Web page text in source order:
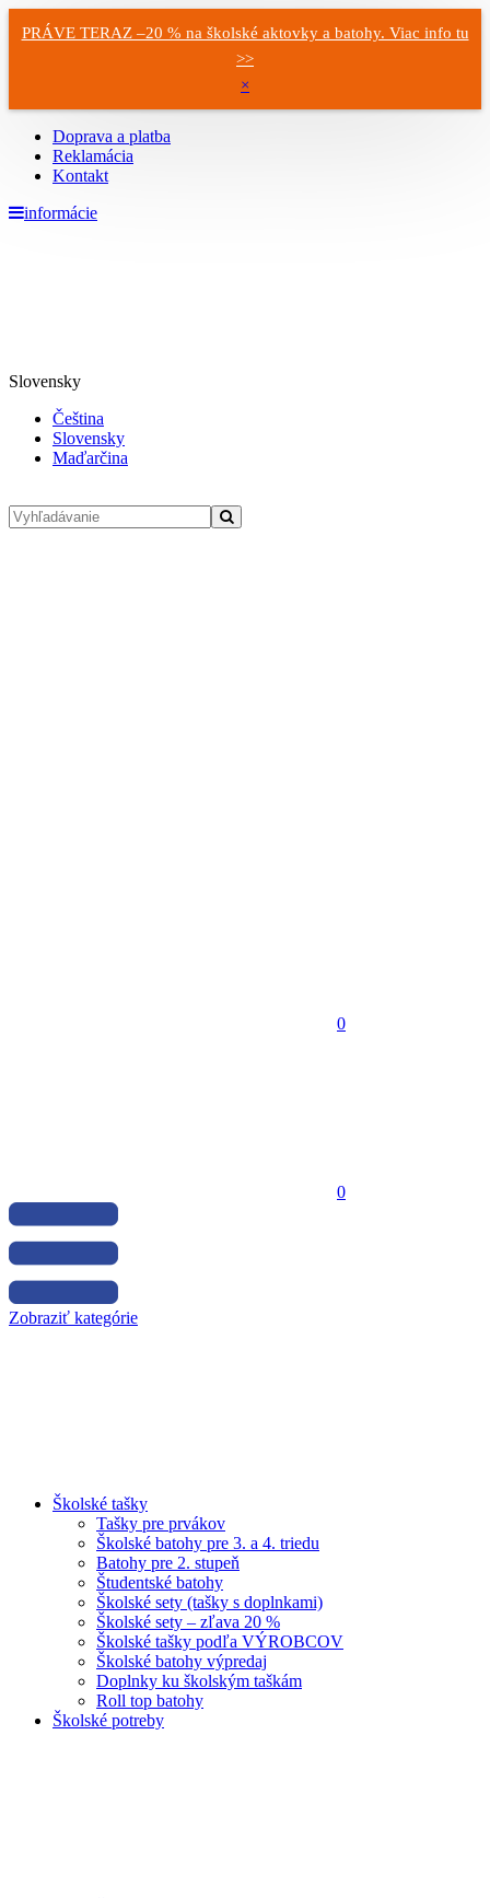
PRÁVE TERAZ –20 % na školské aktovky a batohy. Viac info tu
>>
×
Doprava a platba
Reklamácia
Kontakt
informácie
Slovensky
Čeština
Slovensky
Maďarčina
0
0
Zobraziť kategórie
Školské tašky
Tašky pre prvákov
Školské batohy pre 3. a 4. triedu
Batohy pre 2. stupeň
Študentské batohy
Školské sety (tašky s doplnkami)
Školské sety – zľava 20 %
Školské tašky podľa VÝROBCOV
Školské batohy výpredaj
Doplnky ku školským taškám
Roll top batohy
Školské potreby